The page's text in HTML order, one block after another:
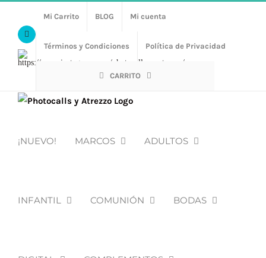
contenidoFacebook
Https://www.instagram.com/photocalls_y_atrezzo/
Mi Carrito BLOG Mi cuenta
Términos y Condiciones Política de Privacidad
CARRITO
¡NUEVO! MARCOS ADULTOS
INFANTIL COMUNIÓN BODAS